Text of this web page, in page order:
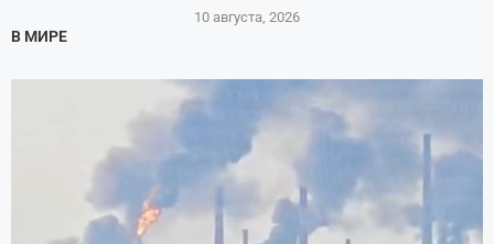
10 августа, 2026
В МИРЕ